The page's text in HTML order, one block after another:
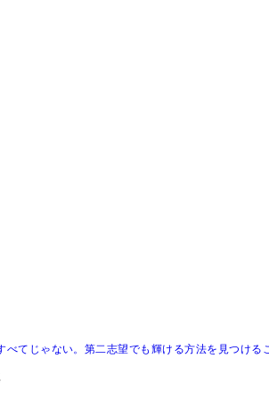
てじゃない。第二志望でも輝ける方法を見つける